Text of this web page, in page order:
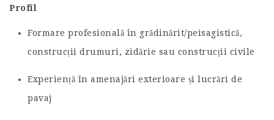
Profil
Formare profesională în grădinărit/peisagistică,
construcții drumuri, zidărie sau construcții civile
Experiență în amenajări exterioare și lucrări de
pavaj